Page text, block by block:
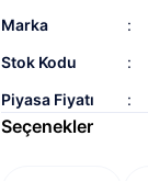
Marka
Stok Kodu
Piyasa Fiyatı
Seçenekler